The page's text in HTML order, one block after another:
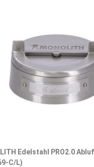
Edelstahl PRO2.0
C/L)